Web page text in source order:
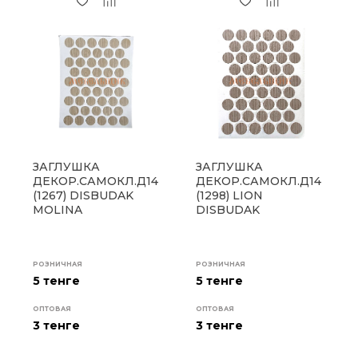
ЗАГЛУШКА
ДЕКОР.САМОКЛ.Д14
(1267) DISBUDAK
MOLINA
РОЗНИЧНАЯ
5 тенге
ОПТОВАЯ
3 тенге
ЗАГЛУШКА
ДЕКОР.САМОКЛ.Д14
(1298) LION
DISBUDAK
РОЗНИЧНАЯ
5 тенге
ОПТОВАЯ
3 тенге